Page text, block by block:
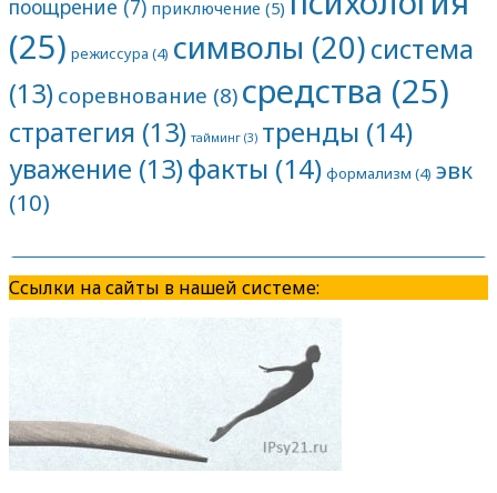
поощрение (7) приключение (5)
(25) режиссура (4) символы (20)система
(13) соревнование (8) средства (25)
стратегия (13) тайминг (3) тренды (14)
уважение (13)факты (14) формализм (4) эвк
(10)
Ссылки на сайты в нашей системе: